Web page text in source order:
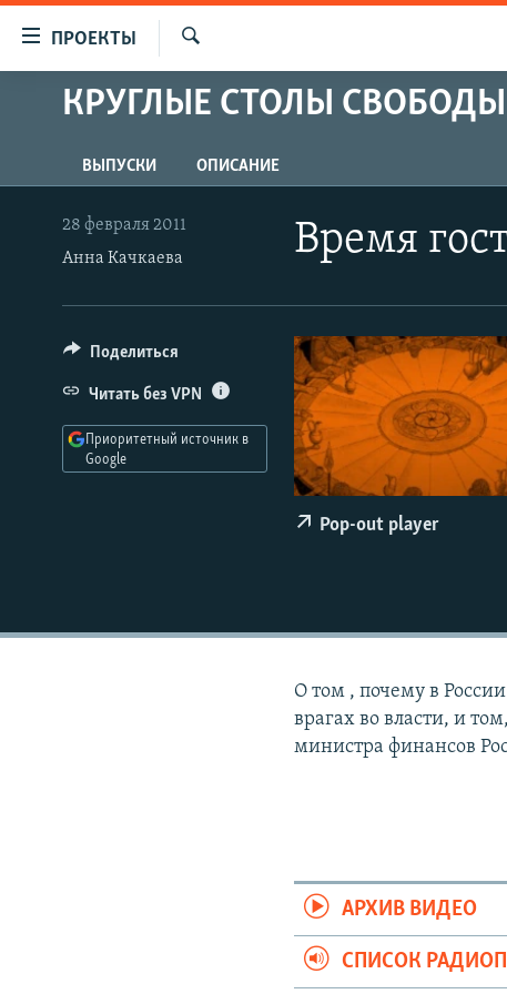
упрощенного
Вернуться
к
основному
содержанию
навигации
Вернутся
ПРОЕКТЫ
ПРОГРАММЫ
АВТОРСКИЕ ПРОЕКТЫ
ЦИТАТЫ СВОБОДЫ
МНЕНИЯ
КУЛЬТУРА
IDEL.РЕАЛИИ
КАВКАЗ.РЕАЛИИ
СЕВЕР.РЕАЛИИ
СИБИРЬ.РЕАЛИИ
КРУГЛЫЕ СТОЛЫ СВОБОДЫ
ВЫПУСКИ ОПИСАНИЕ
Время
28 февраля 2011
Анна Качкаева
Pop-out player
Поделиться
Читать без VPN
Приоритетный источник в
Google
О том , почему в
врагах во власти, и
министра финансов
АРХИВ ВИДЕО
СПИСОК